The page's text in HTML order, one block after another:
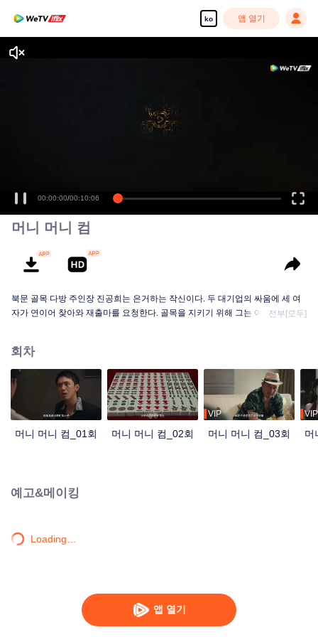
ko 앱 열기
앱 열기
00:00:00/00:10:06
머니 머니 컴
북문 골목 다방 주인장 진공희는 은거하는 작신이다. 두 대기업의 싸움에 세 여
자가 연이어 찾아와 재출마를 요청한다. 골목을 지키기 위해 그는 여인들과 손
에 오랫동안 묻혀 있던 출생의 비밀이 의외로 드러나는데…
전부[모두]
회차
머니 머니 컴_01회 머니 머니 컴_02회
VIP
머니 머니 컴_03회
VIP
머
예고&메이킹
Loading…